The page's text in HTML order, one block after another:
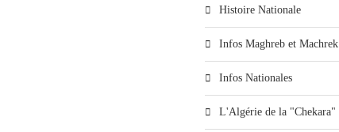
Histoire Nationale
Infos Maghreb et Machrek
Infos Nationales
L'Algérie de la "Chekara"